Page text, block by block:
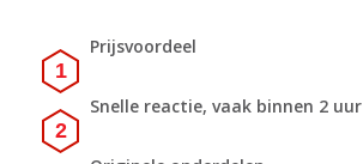
Prijsvoordeel
Snelle reactie, vaak binnen 2 uur